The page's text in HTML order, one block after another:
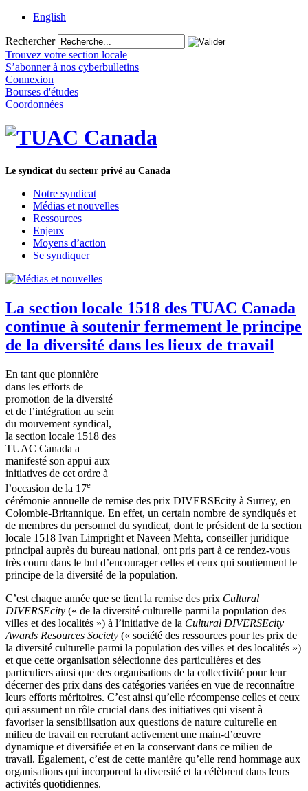
English
Rechercher
Trouvez votre section locale
S’abonner à nos cyberbulletins
Connexion
Bourses d'études
Coordonnées
Le syndicat du secteur privé au Canada
Notre syndicat
Médias et nouvelles
Ressources
Enjeux
Moyens d’action
Se syndiquer
La section locale 1518 des TUAC Canada
continue à soutenir fermement le principe
de la diversité dans les lieux de travail
En tant que pionnière
dans les efforts de
promotion de la diversité
et de l’intégration au sein
du mouvement syndical,
la section locale 1518 des
TUAC Canada a
manifesté son appui aux
initiatives de cet ordre à
l’occasion de la 17e
cérémonie annuelle de remise des prix DIVERSEcity à Surrey, en
Colombie-Britannique. En effet, un certain nombre de syndiqués et
de membres du personnel du syndicat, dont le président de la section
locale 1518 Ivan Limpright et Naveen Mehta, conseiller juridique
principal auprès du bureau national, ont pris part à ce rendez-vous
très couru dans le but d’encourager celles et ceux qui soutiennent le
principe de la diversité de la population.
C’est chaque année que se tient la remise des prix Cultural
DIVERSEcity (« de la diversité culturelle parmi la population des
villes et des localités ») à l’initiative de la Cultural DIVERSEcity
Awards Resources Society (« société des ressources pour les prix de
la diversité culturelle parmi la population des villes et des localités »)
et que cette organisation sélectionne des particulières et des
particuliers ainsi que des organisations de la collectivité pour leur
décerner des prix dans des catégories variées en vue de reconnaître
leurs efforts méritoires. C’est ainsi qu’elle récompense celles et ceux
qui assument un rôle crucial dans des initiatives qui visent à
favoriser la sensibilisation aux questions de nature culturelle en
milieu de travail en recrutant activement une main-d’œuvre
dynamique et diversifiée et en la conservant dans ce milieu de
travail. Également, c’est de cette manière qu’elle rend hommage aux
organisations qui incorporent la diversité et la célèbrent dans leurs
activités quotidiennes.